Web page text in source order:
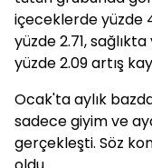
içeceklerde yüzde
yüzde 2.71,
yüzde 2.09 artış
Ocak'ta aylık
sadece giyim ve
gerçekleşti. Söz